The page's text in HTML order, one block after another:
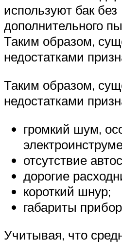
используют бак без
дополнительного
Таким образом,
недостатками
Таким образом,
недостатками
громкий шум,
отсутствие
дорогие
короткий шнур;
габариты
Учитывая, что